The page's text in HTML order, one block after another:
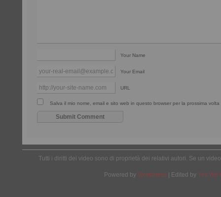
Your Name
Your Email
URL
Salva il mio nome, email e sito web in questo browser per la prossima
Tutti i diritti dei video sono di proprietà dei relativi autori. Se un
Powered by Wordpress | Edited by Yes We